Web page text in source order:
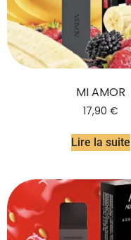
MI AMOR
17,90 €
Lire la suite